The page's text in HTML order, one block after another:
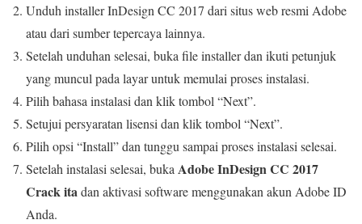
Unduh installer InDesign CC 2017 dari situs web resmi Adobe
atau dari sumber tepercaya lainnya.
Setelah unduhan selesai, buka file installer dan ikuti petunjuk
yang muncul pada layar untuk memulai proses instalasi.
Pilih bahasa instalasi dan klik tombol “Next”.
Setujui persyaratan lisensi dan klik tombol “Next”.
Pilih opsi “Install” dan tunggu sampai proses instalasi selesai.
Setelah instalasi selesai, bukaAdobe InDesign CC 2017
Crack itadan aktivasi software menggunakan akun Adobe ID
Anda.